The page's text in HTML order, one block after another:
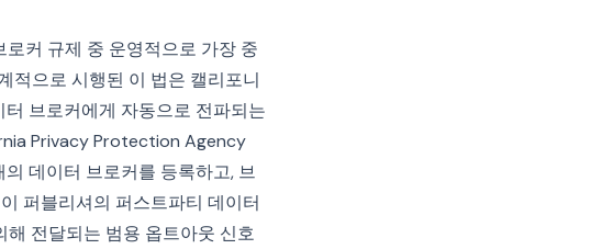
커 규제 중 운영적으로 가장 중
적으로 시행된 이 법은 캘리포니
브로커에게 자동으로 전파되는
Privacy Protection Agency
데이터 브로커를 등록하고, 브
퍼블리셔의 퍼스트파티 데이터
해 전달되는 범용 옵트아웃 신호